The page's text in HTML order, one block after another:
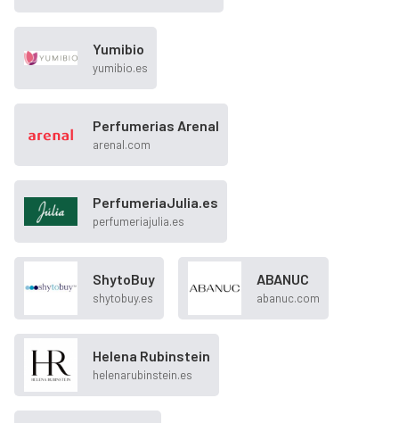
Yumibio
yumibio.es
Perfumerias Arenal
arenal.com
PerfumeriaJulia.es
perfumeriajulia.es
ShytoBuy
shytobuy.es
ABANUC
abanuc.com
Helena Rubinstein
helenarubinstein.es